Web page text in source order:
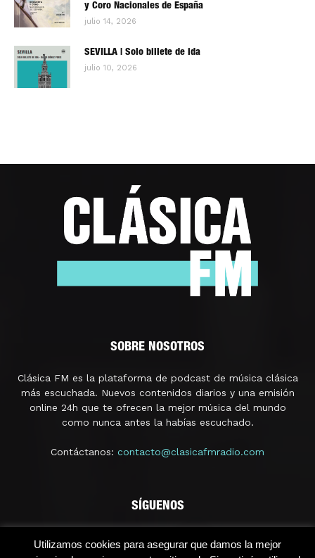
y Coro Nacionales de España
julio 14, 2026
SEVILLA | Solo billete de ida
julio 10, 2026
SOBRE NOSOTROS
Clásica FM es la plataforma de podcast de música clásica
más escuchada. Nuevos contenidos diarios y una emisión
online 24h que te ofrecen la mejor música del mundo
como nunca antes la habías escuchado.
Contáctanos: contacto@clasicafmradio.com
SÍGUENOS
Utilizamos cookies para asegurar que damos la mejor